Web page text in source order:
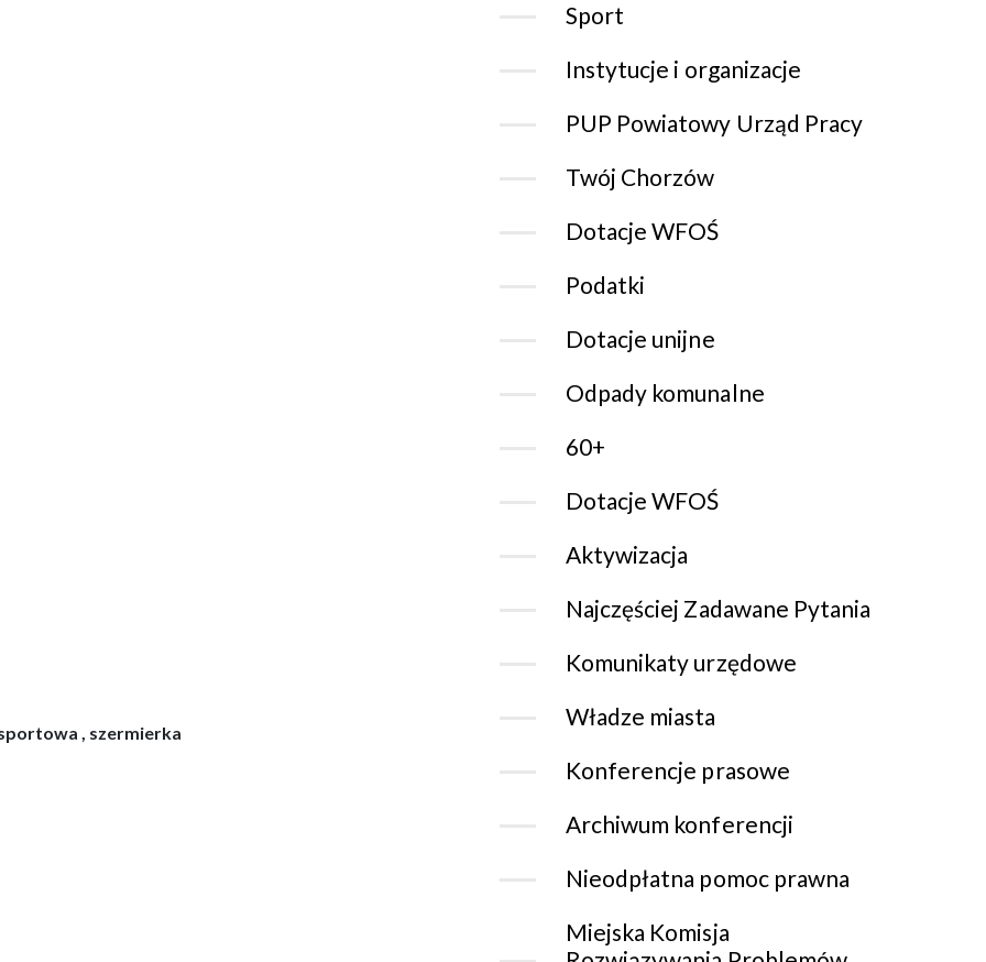
, szermierka
Sport
Instytucje i organizacje
PUP Powiatowy Urząd Pracy
Twój Chorzów
Dotacje WFOŚ
Podatki
Dotacje unijne
Odpady komunalne
60+
Dotacje WFOŚ
Aktywizacja
Najczęściej Zadawane Pytania
Komunikaty urzędowe
Władze miasta
Konferencje prasowe
Archiwum konferencji
Nieodpłatna pomoc prawna
Miejska Komisja